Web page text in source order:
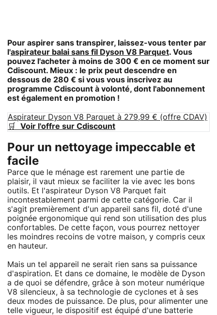
Pour aspirer sans transpirer, laissez-vous tenter par
l'aspirateur balai sans fil Dyson V8 Parquet. Vous
pouvez l'acheter à moins de 300 € en ce moment sur
Cdiscount. Mieux : le prix peut descendre en
dessous de 280 € si vous vous inscrivez au
programme Cdiscount à volonté, dont l'abonnement
est également en promotion !
Aspirateur Dyson V8 Parquet à 279,99 € (offre CDAV)
🛒 Voir l'offre sur Cdiscount
Pour un nettoyage impeccable et
facile
Parce que le ménage est rarement une partie de
plaisir, il vaut mieux se faciliter la vie avec les bons
outils. Et l'aspirateur Dyson V8 Parquet fait
incontestablement parmi de cette catégorie. Car il
s'agit premièrement d'un appareil sans fil, doté d'une
poignée ergonomique qui rend son utilisation des plus
confortables. De cette façon, vous pourrez nettoyer
les moindres recoins de votre maison, y compris ceux
en hauteur.
Mais un tel appareil ne serait rien sans sa puissance
d'aspiration. Et dans ce domaine, le modèle de Dyson
a de quoi se défendre, grâce à son moteur numérique
V8 silencieux, à sa technologie de cyclones et à ses
deux modes de puissance. De plus, pour alimenter une
telle vigueur, le dispositif est équipé d'une batterie